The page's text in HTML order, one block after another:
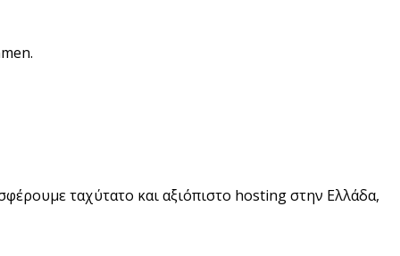
ταχύτατο και αξιόπιστο hosting στην Ελλάδα,